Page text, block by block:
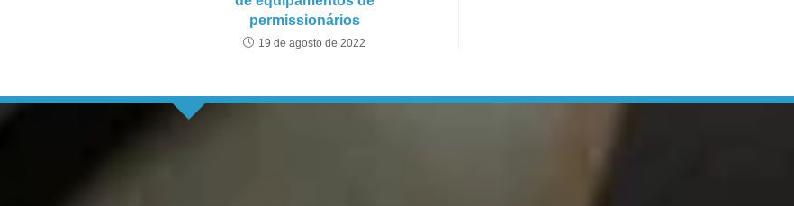
permissionários
19 de agosto de 2022